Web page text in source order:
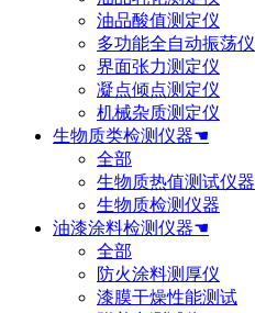
油品酸值测定仪
多功能全自动振荡仪
界面张力测定仪
凝点倾点测定仪
机械杂质测定仪
生物质类检测仪器☚
全部
生物质热值测试仪器
生物质检测仪器
油漆涂料检测仪器☚
全部
防火涂料测厚仪
漆膜干燥性能测试